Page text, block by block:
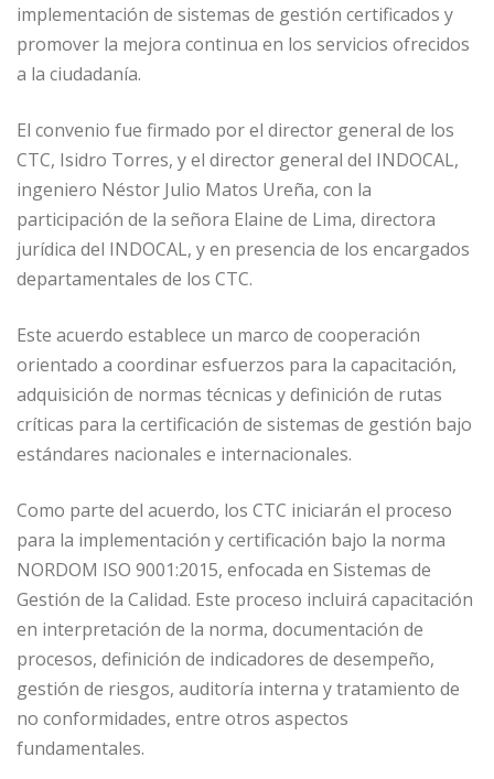
implementación de sistemas de gestión certificados y
promover la mejora continua en los servicios ofrecidos
a la ciudadanía.
El convenio fue firmado por el director general de los
CTC, Isidro Torres, y el director general del INDOCAL,
ingeniero Néstor Julio Matos Ureña, con la
participación de la señora Elaine de Lima, directora
jurídica del INDOCAL, y en presencia de los encargados
departamentales de los CTC.
Este acuerdo establece un marco de cooperación
orientado a coordinar esfuerzos para la capacitación,
adquisición de normas técnicas y definición de rutas
críticas para la certificación de sistemas de gestión bajo
estándares nacionales e internacionales.
Como parte del acuerdo, los CTC iniciarán el proceso
para la implementación y certificación bajo la norma
NORDOM ISO 9001:2015, enfocada en Sistemas de
Gestión de la Calidad. Este proceso incluirá capacitación
en interpretación de la norma, documentación de
procesos, definición de indicadores de desempeño,
gestión de riesgos, auditoría interna y tratamiento de
no conformidades, entre otros aspectos
fundamentales.